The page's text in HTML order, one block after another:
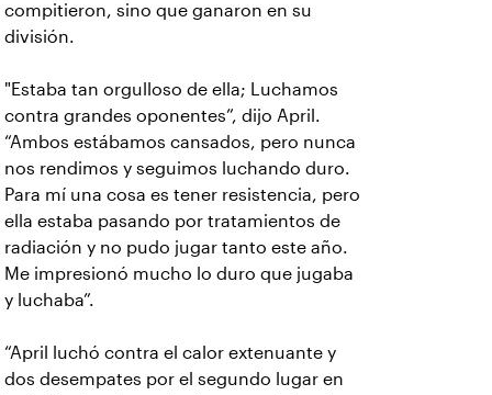
compitieron, sino que ganaron en su
división.
"Estaba tan orgulloso de ella; Luchamos
contra grandes oponentes”, dijo April.
“Ambos estábamos cansados, pero nunca
nos rendimos y seguimos luchando duro.
Para mí una cosa es tener resistencia, pero
ella estaba pasando por tratamientos de
radiación y no pudo jugar tanto este año.
Me impresionó mucho lo duro que jugaba
y luchaba”.
“April luchó contra el calor extenuante y
dos desempates por el segundo lugar en